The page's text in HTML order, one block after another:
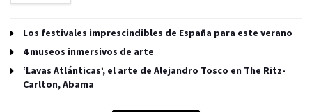
Los festivales imprescindibles de España para este verano
4 museos inmersivos de arte
‘Lavas Atlánticas’, el arte de Alejandro Tosco en The Ritz-
Carlton, Abama